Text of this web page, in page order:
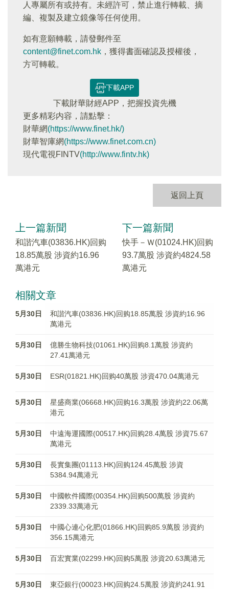
人專屬所有或持有。未經許可，禁止進行轉載、摘
編、複製及建立鏡像等任何使用。
如有意願轉載，請發郵件至
content@finet.com.hk ，獲得書面確認及授權後，
方可轉載。
下載APP
下載財華財經APP，把握投資先機
更多精彩内容，請點擊：
財華網(https://www.finet.hk/)
財華智庫網(https://www.finet.com.cn)
現代電視FINTV(http://www.fintv.hk)
返回上頁
上一篇新聞
和諧汽車(03836.HK)回购
18.85萬股 涉資約16.96
萬港元
下一篇新聞
快手－Ｗ(01024.HK)回购
93.7萬股 涉資約4824.58
萬港元
相關文章
5月30日
和諧汽車(03836.HK)回购18.85萬股 涉資約16.96
萬港元
5月30日
億勝生物科技(01061.HK)回购8.1萬股 涉資約
27.41萬港元
5月30日 ESR(01821.HK)回购40萬股 涉資470.04萬港元
5月30日
星盛商業(06668.HK)回购16.3萬股 涉資約22.06萬
港元
5月30日
中遠海運國際(00517.HK)回购28.4萬股 涉資75.67
萬港元
5月30日
長實集團(01113.HK)回购124.45萬股 涉資
5384.94萬港元
5月30日
中國軟件國際(00354.HK)回购500萬股 涉資約
2339.33萬港元
5月30日
中國心連心化肥(01866.HK)回购85.9萬股 涉資約
356.15萬港元
5月30日 百宏實業(02299.HK)回购5萬股 涉資20.63萬港元
5月30日
東亞銀行(00023.HK)回购24.5萬股 涉資約241.91